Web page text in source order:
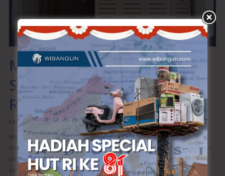
Material Pintu Garasi yang
Sesuai dengan Eksterior
Rumah
Leave a Comment /Pintu Garasi/wibangunweb
Memilih material pintu garasi yang tepat sangat penting untuk
meningkatkan tampilan eksterior rumah Anda. Selain berfungsi sebagai
pengaman kendaraan dan barang berharga, pintu garasi juga menjadi
salah satu elemen visual yang mempengaruhi estetika rumah secara
Rumah